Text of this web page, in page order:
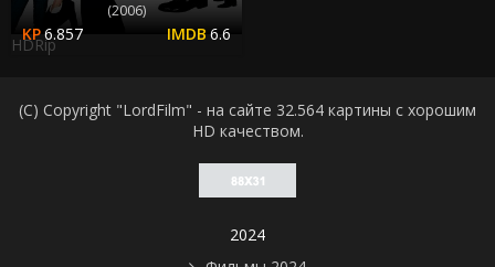
(2006)
6.857 6.6
HDRip
(C) Copyright "LordFilm" - на сайте 32.564 картины с хорошим
HD качеством.
2024